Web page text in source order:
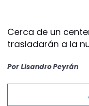
Cerca de un
trasladarán a la
Por Lisandro Peyrán